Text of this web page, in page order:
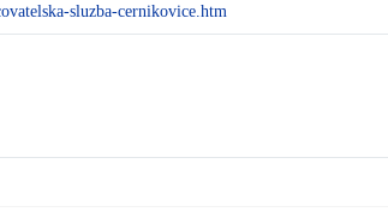
sluzba-cernikovice.htm